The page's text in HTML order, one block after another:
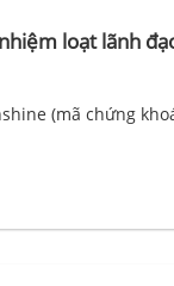
loạt lãnh
(mã chứng